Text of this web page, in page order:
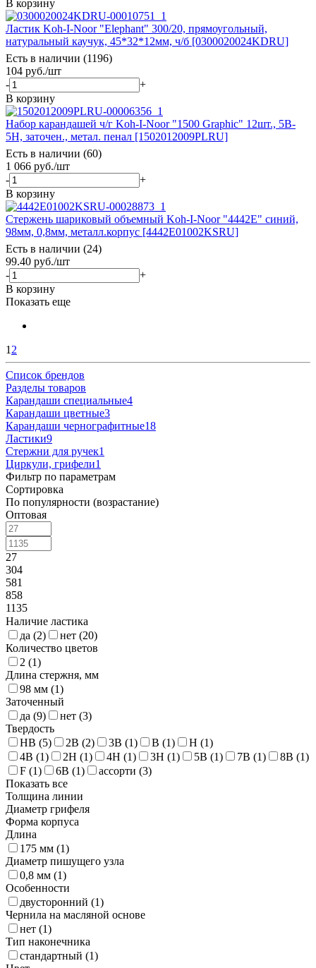
В корзину
Ластик Koh-I-Noor "Elephant" 300/20, прямоугольный,
натуральный каучук, 45*32*12мм, ч/б [0300020024KDRU]
Есть в наличии (1196)
104 руб./шт
-
+
В корзину
Набор карандашей ч/г Koh-I-Noor "1500 Graphic" 12шт., 5B-
5H, заточен., метал. пенал [1502012009PLRU]
Есть в наличии (60)
1 066 руб./шт
-
+
В корзину
Стержень шариковый объемный Koh-I-Noor "4442Е" синий,
98мм, 0,8мм, металл.корпус [4442E01002KSRU]
Есть в наличии (24)
99.40 руб./шт
-
+
В корзину
Показать еще
1 2
Список брендов
Разделы товаров
Карандаши специальные4
Карандаши цветные3
Карандаши чернографитные18
Ластики9
Стержни для ручек1
Циркули, грифели1
Фильтр по параметрам
Сортировка
По популярности (возрастание)
Оптовая
27
304
581
858
1135
Наличие ластика
да (2) нет (20)
Количество цветов
2 (1)
Длина стержня, мм
98 мм (1)
Заточенный
да (9) нет (3)
Твердость
HB (5) 2B (2) 3B (1) B (1) H (1)
4B (1) 2H (1) 4H (1) 3H (1) 5B (1) 7B (1) 8B (1)
F (1) 6B (1) ассорти (3)
Показать все
Толщина линии
Диаметр грифеля
Форма корпуса
Длина
175 мм (1)
Диаметр пишущего узла
0,8 мм (1)
Особенности
двусторонний (1)
Чернила на масляной основе
нет (1)
Тип наконечника
стандартный (1)